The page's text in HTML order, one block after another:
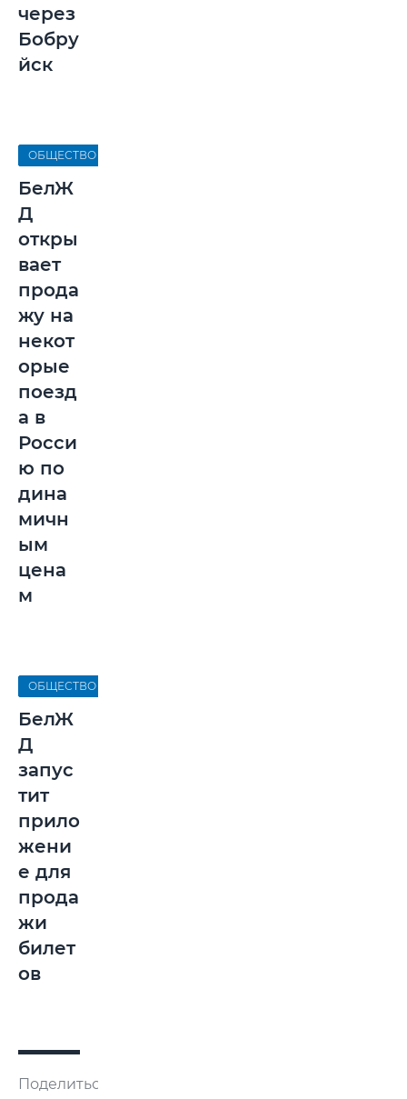
через
Бобру
йск
ОБЩЕСТВО
БелЖ
Д
откры
вает
прода
жу на
некот
орые
поезд
а в
Росси
ю по
дина
мичн
ым
цена
м
ОБЩЕСТВО
БелЖ
Д
запус
тит
прило
жени
е для
прода
жи
билет
ов
Поделиться: